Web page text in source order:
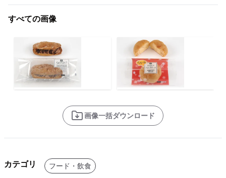
すべての画像
画像一括ダウンロード
カテゴリ フード・飲食